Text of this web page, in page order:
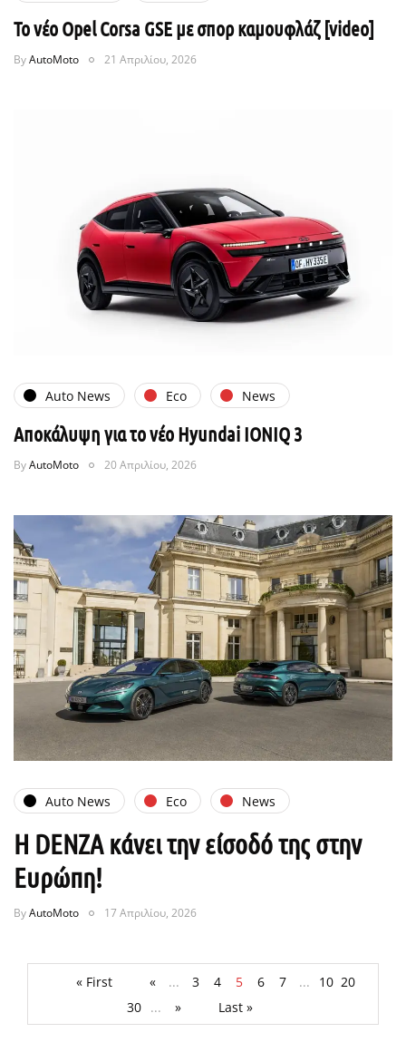
Το νέο Opel Corsa GSE με σπορ καμουφλάζ [video]
ByAutoMoto 21 Απριλίου, 2026
Auto News Eco News
Αποκάλυψη για το νέο Hyundai IONIQ 3
ByAutoMoto 20 Απριλίου, 2026
Auto News Eco News
Η DENZA κάνει την είσοδό της στην
Ευρώπη!
ByAutoMoto 17 Απριλίου, 2026
« First « ... 3 4 5 6 7 ... 10 20
30 ... » Last »